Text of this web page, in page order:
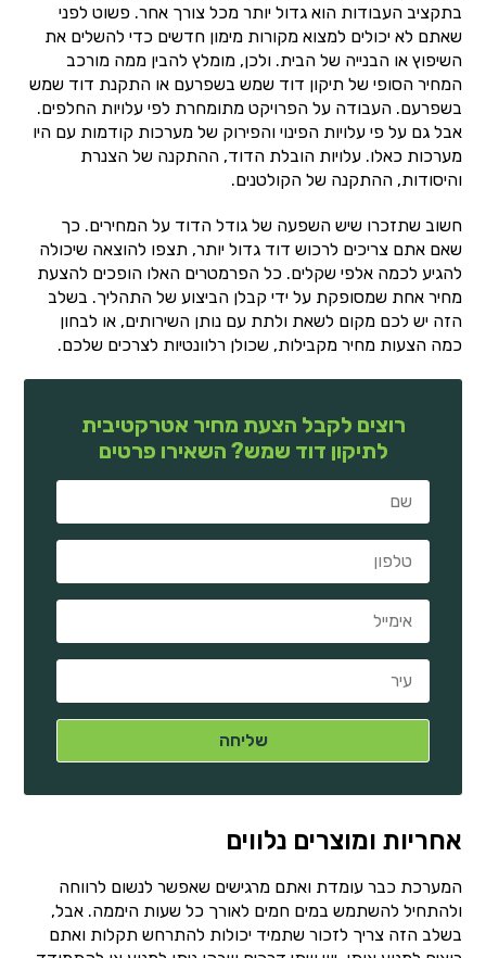
בתקציב העבודות הוא גדול יותר מכל צורך אחר. פשוט לפני
שאתם לא יכולים למצוא מקורות מימון חדשים כדי להשלים את
השיפוץ או הבנייה של הבית. ולכן, מומלץ להבין ממה מורכב
המחיר הסופי של תיקון דוד שמש בשפרעם או התקנת דוד שמש
בשפרעם. העבודה על הפרויקט מתומחרת לפי עלויות החלפים.
אבל גם על פי עלויות הפינוי והפירוק של מערכות קודמות עם היו
מערכות כאלו. עלויות הובלת הדוד, ההתקנה של הצנרת
והיסודות, ההתקנה של הקולטנים.
חשוב שתזכרו שיש השפעה של גודל הדוד על המחירים. כך
שאם אתם צריכים לרכוש דוד גדול יותר, תצפו להוצאה שיכולה
להגיע לכמה אלפי שקלים. כל הפרמטרים האלו הופכים להצעת
מחיר אחת שמסופקת על ידי קבלן הביצוע של התהליך. בשלב
הזה יש לכם מקום לשאת ולתת עם נותן השירותים, או לבחון
כמה הצעות מחיר מקבילות, שכולן רלוונטיות לצרכים שלכם.
רוצים לקבל הצעת מחיר אטרקטיבית
לתיקון דוד שמש? השאירו פרטים
אחריות ומוצרים נלווים
המערכת כבר עומדת ואתם מרגישים שאפשר לנשום לרווחה
ולהתחיל להשתמש במים חמים לאורך כל שעות היממה. אבל,
בשלב הזה צריך לזכור שתמיד יכולות להתרחש תקלות ואתם